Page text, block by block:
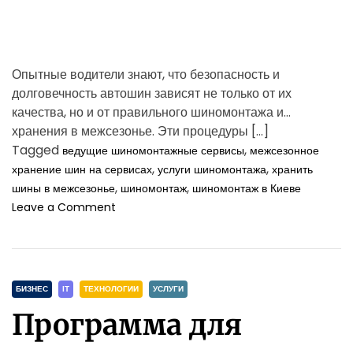
Опытные водители знают, что безопасность и
долговечность автошин зависят не только от их
качества, но и от правильного шиномонтажа и
хранения в межсезонье. Эти процедуры […]
Tagged ведущие шиномонтажные сервисы, межсезонное
хранение шин на сервисах, услуги шиномонтажа, хранить
шины в межсезонье, шиномонтаж, шиномонтаж в Киеве
Leave a Comment
б
н
н
CБИЗНЕС ІТ ТЕХНОЛОГИИ УСЛУГИ
Программа для